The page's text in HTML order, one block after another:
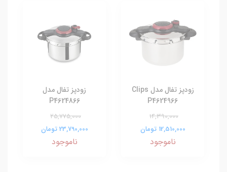
زودپز تفال مدل Clips
P4624966
14,390,000
12,510,000 تومان
ناموجود
زودپز تفال مدل
P4624866
25,775,000
23,790,000 تومان
ناموجود